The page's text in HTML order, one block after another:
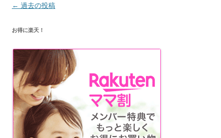
投
ナ
ビ
ゲ
ー
シ
ョ
ン
← 過去の投稿
お得に楽天！